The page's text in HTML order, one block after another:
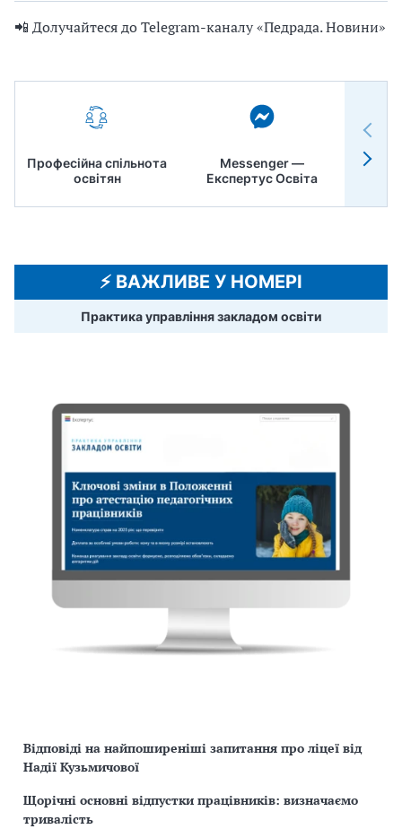
📲 Долучайтеся до Telegram-каналу «Педрада. Новини»
Професійна спільнота
освітян
Messenger —
Експертус Освіта
⚡️ ВАЖЛИВЕ У НОМЕРІ
Практика управління закладом освіти
Відповіді на найпоширеніші запитання про ліцеї від
Надії Кузьмичової
Щорічні основні відпустки працівників: визначаємо
тривалість